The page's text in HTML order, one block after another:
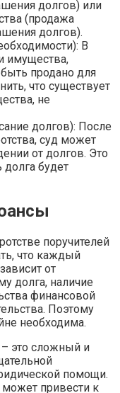
долгов) или
(продажа
долгов).
В
имущества,
продано для
что существует
не
долгов): После
суд может
от долгов. Это
долга будет
поручителей
что каждый
от
долга, наличие
финансовой
Поэтому
необходима.
– это сложный и
помощи.
привести к